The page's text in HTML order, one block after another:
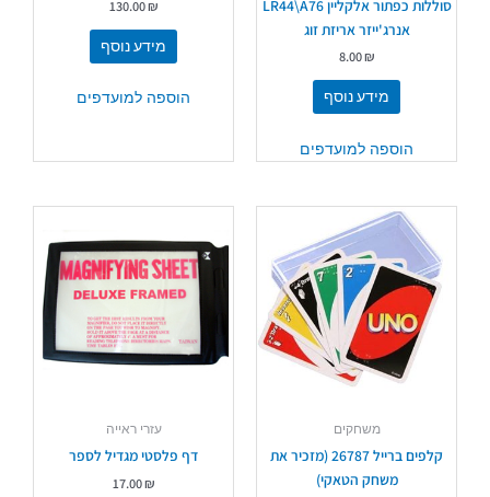
סוללות כפתור אלקליין LR44\A76
אנרג'ייזר אריזת זוג
8.00₪
מידע נוסף
הוספה למועדפים
130.00₪
מידע נוסף
הוספה למועדפים
משחקים
קלפים ברייל 26787 (מזכיר את
משחק הטאקי)
עזרי ראייה
דף פלסטי מגדיל לספר
17.00₪